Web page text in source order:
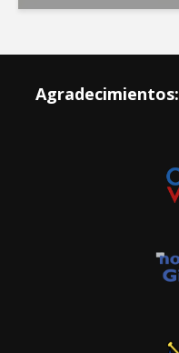
Agradecimientos: